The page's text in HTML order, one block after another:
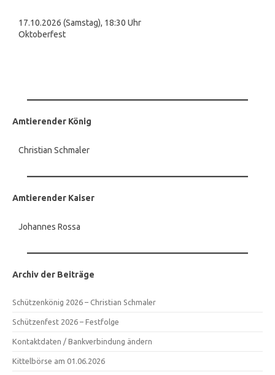
17.10.2026 (Samstag), 18:30 Uhr
Oktoberfest
Amtierender König
Christian Schmaler
Amtierender Kaiser
Johannes Rossa
Archiv der Beiträge
Schützenkönig 2026 – Christian Schmaler
Schützenfest 2026 – Festfolge
Kontaktdaten / Bankverbindung ändern
Kittelbörse am 01.06.2026